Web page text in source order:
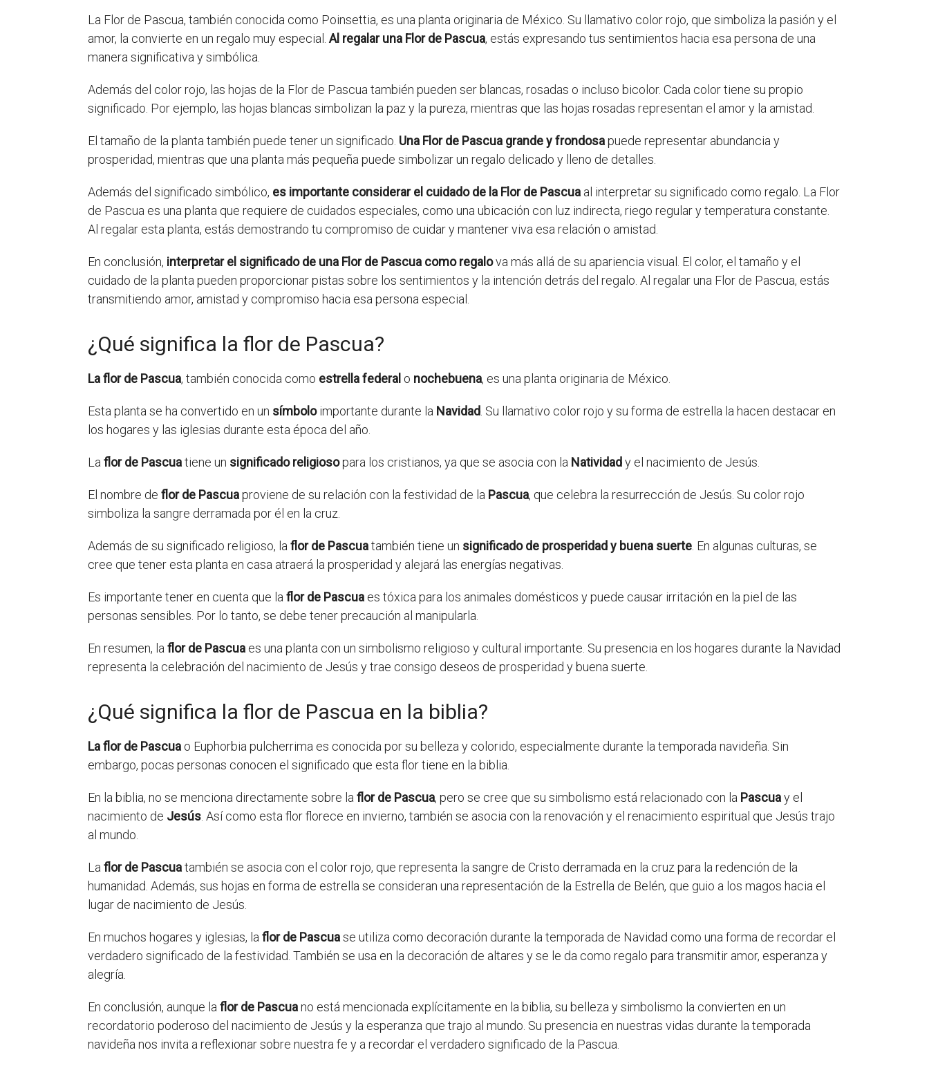
La Flor de Pascua, también conocida como Poinsettia, es una planta originaria de México. Su llamativo color rojo, que simboliza la pasión y el
amor, la convierte en un regalo muy especial. Al regalar una Flor de Pascua, estás expresando tus sentimientos hacia esa persona de una
manera significativa y simbólica.
Además del color rojo, las hojas de la Flor de Pascua también pueden ser blancas, rosadas o incluso bicolor. Cada color tiene su propio
significado. Por ejemplo, las hojas blancas simbolizan la paz y la pureza, mientras que las hojas rosadas representan el amor y la amistad.
El tamaño de la planta también puede tener un significado. Una Flor de Pascua grande y frondosapuede representar abundancia y
prosperidad, mientras que una planta más pequeña puede simbolizar un regalo delicado y lleno de detalles.
Además del significado simbólico, es importante considerar el cuidado de la Flor de Pascua al interpretar su significado como regalo. La Flor
de Pascua es una planta que requiere de cuidados especiales, como una ubicación con luz indirecta, riego regular y temperatura constante.
Al regalar esta planta, estás demostrando tu compromiso de cuidar y mantener viva esa relación o amistad.
En conclusión, interpretar el significado de una Flor de Pascua como regalova más allá de su apariencia visual. El color, el tamaño y el
cuidado de la planta pueden proporcionar pistas sobre los sentimientos y la intención detrás del regalo. Al regalar una Flor de Pascua, estás
transmitiendo amor, amistad y compromiso hacia esa persona especial.
¿Qué significa la flor de Pascua?
La flor de Pascua, también conocida como estrella federal o nochebuena, es una planta originaria de México.
Esta planta se ha convertido en un símboloimportante durante la Navidad. Su llamativo color rojo y su forma de estrella la hacen destacar en
los hogares y las iglesias durante esta época del año.
Laflor de Pascuatiene un significado religiosopara los cristianos, ya que se asocia con la Natividady el nacimiento de Jesús.
El nombre de flor de Pascuaproviene de su relación con la festividad de la Pascua, que celebra la resurrección de Jesús. Su color rojo
simboliza la sangre derramada por él en la cruz.
Además de su significado religioso, laflor de Pascuatambién tiene un significado de prosperidad y buena suerte. En algunas culturas, se
cree que tener esta planta en casa atraerá la prosperidad y alejará las energías negativas.
Es importante tener en cuenta que laflor de Pascua es tóxica para los animales domésticos y puede causar irritación en la piel de las
personas sensibles. Por lo tanto, se debe tener precaución al manipularla.
En resumen, laflor de Pascua es una planta con un simbolismo religioso y cultural importante. Su presencia en los hogares durante la Navidad
representa la celebración del nacimiento de Jesús y trae consigo deseos de prosperidad y buena suerte.
¿Qué significa la flor de Pascua en la biblia?
La flor de Pascua o Euphorbia pulcherrima es conocida por su belleza y colorido, especialmente durante la temporada navideña. Sin
embargo, pocas personas conocen el significado que esta flor tiene en la biblia.
En la biblia, no se menciona directamente sobre laflor de Pascua, pero se cree que su simbolismo está relacionado con la Pascuay el
nacimiento de Jesús. Así como esta flor florece en invierno, también se asocia con la renovación y el renacimiento espiritual que Jesús trajo
al mundo.
Laflor de Pascuatambién se asocia con el color rojo, que representa la sangre de Cristo derramada en la cruz para la redención de la
humanidad. Además, sus hojas en forma de estrella se consideran una representación de la Estrella de Belén, que guio a los magos hacia el
lugar de nacimiento de Jesús.
En muchos hogares y iglesias, laflor de Pascuase utiliza como decoración durante la temporada de Navidad como una forma de recordar el
verdadero significado de la festividad. También se usa en la decoración de altares y se le da como regalo para transmitir amor, esperanza y
alegría.
En conclusión, aunque laflor de Pascuano está mencionada explícitamente en la biblia, su belleza y simbolismo la convierten en un
recordatorio poderoso del nacimiento de Jesús y la esperanza que trajo al mundo. Su presencia en nuestras vidas durante la temporada
navideña nos invita a reflexionar sobre nuestra fe y a recordar el verdadero significado de la Pascua.